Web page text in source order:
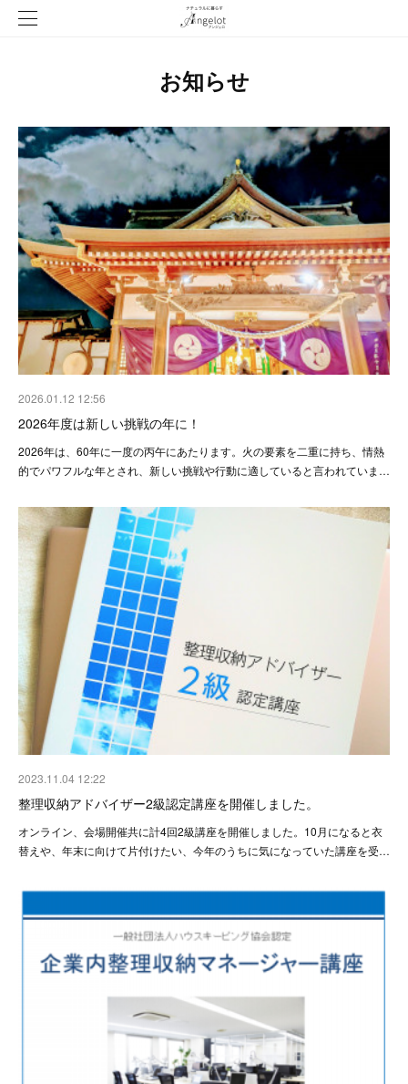
お知らせ
2026.01.12 12:56
2026年度は新しい挑戦の年に！
2026年は、60年に一度の丙午にあたります。火の要素を二重に持ち、情熱
的でパワフルな年とされ、新しい挑戦や行動に適していると言われていま…
2023.11.04 12:22
整理収納アドバイザー2級認定講座を開催しました。
オンライン、会場開催共に計4回2級講座を開催しました。10月になると衣
替えや、年末に向けて片付けたい、今年のうちに気になっていた講座を受…